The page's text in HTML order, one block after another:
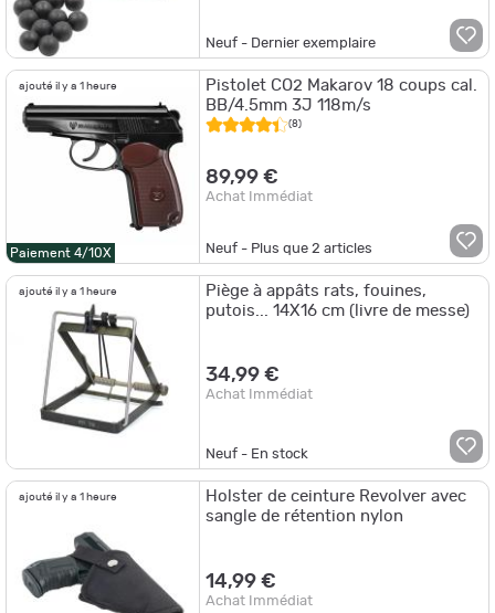
Neuf - Dernier exemplaire
ajouté il y a 1 heure
Paiement 4/10X
Pistolet CO2 Makarov 18 coups cal.
BB/4.5mm 3J 118m/s
(8)
89,99 €
Achat Immédiat
Neuf - Plus que2 articles
ajouté il y a 1 heure
Piège à appâts rats, fouines,
putois... 14X16 cm (livre de messe)
34,99 €
Achat Immédiat
Neuf - En stock
ajouté il y a 1 heure
Holster de ceinture Revolver avec
sangle de rétention nylon
14,99 €
Achat Immédiat